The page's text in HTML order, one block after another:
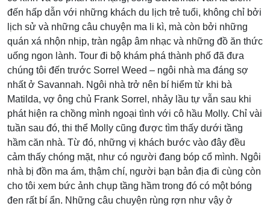
đến hấp dẫn với những khách du lịch trẻ tuổi, không chỉ bởi
lịch sử và những câu chuyện ma li kì, mà còn bởi những
quán xá nhộn nhịp, tràn ngập âm nhạc và những đồ ăn thức
uống ngon lành. Tour đi bộ khám phá thành phố đã đưa
chúng tôi đến trước Sorrel Weed – ngôi nhà ma đáng sợ
nhất ở Savannah. Ngôi nhà trở nên bí hiểm từ khi bà
Matilda, vợ ông chủ Frank Sorrel, nhảy lầu tự vẫn sau khi
phát hiện ra chồng mình ngoại tình với cô hầu Molly. Chỉ vài
tuần sau đó, thi thể Molly cũng được tìm thấy dưới tầng
hầm căn nhà. Từ đó, những vị khách bước vào đây đều
cảm thấy chóng mặt, như có người đang bóp cổ mình. Ngôi
nhà bị đồn ma ám, thậm chí, người bạn bản địa đi cùng còn
cho tôi xem bức ảnh chụp tầng hầm trong đó có một bóng
đen rất bí ẩn. Những câu chuyện rùng rợn như vậy ở